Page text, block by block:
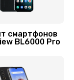
смартфонов
BL6000 Pro